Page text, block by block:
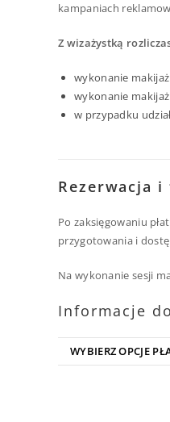
kampaniach
Z wizażystką
wykonanie
wykonanie
w przypadku
Rezerwacja
Po zaksięgowaniu
przygotowania i
Na wykonanie sesji
Informacje
WYBIERZ OPCJE